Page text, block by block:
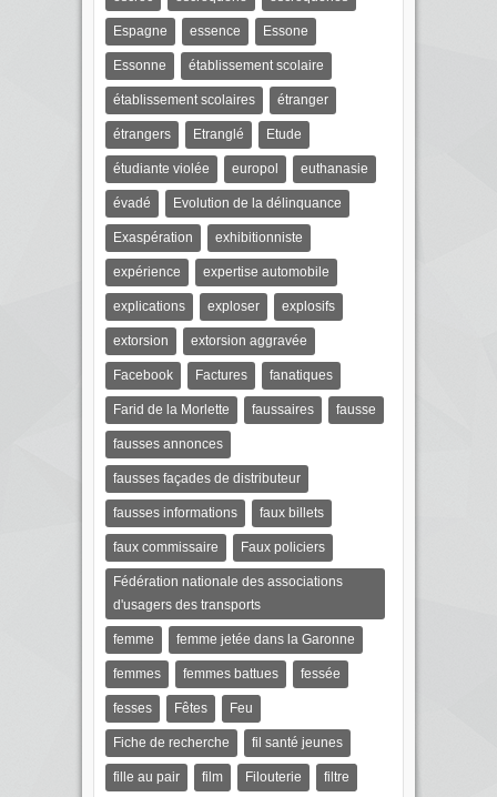
Espagne essence Essone
Essonne établissement scolaire
établissement scolaires étranger
étrangers Etranglé Etude
étudiante violée europol euthanasie
évadé Evolution de la délinquance
Exaspération exhibitionniste
expérience expertise automobile
explications exploser explosifs
extorsion extorsion aggravée
Facebook Factures fanatiques
Farid de la Morlette faussaires fausse
fausses annonces
fausses façades de distributeur
fausses informations faux billets
faux commissaire Faux policiers
Fédération nationale des associations
d'usagers des transports
femme femme jetée dans la Garonne
femmes femmes battues fessée
fesses Fêtes Feu
Fiche de recherche fil santé jeunes
fille au pair film Filouterie filtre